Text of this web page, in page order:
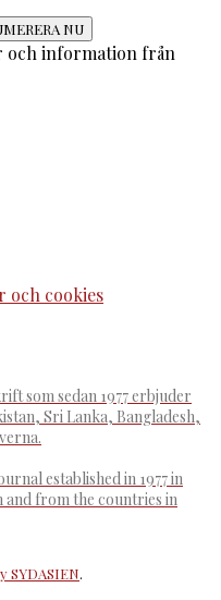
NU
och information från
och cookies
som sedan 1977 erbjuder
Sri Lanka, Bangladesh,
established in 1977 in
and from the countries in
SYDASIEN.